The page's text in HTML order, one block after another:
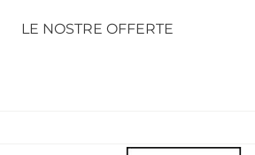
LE NOSTRE OFFERTE